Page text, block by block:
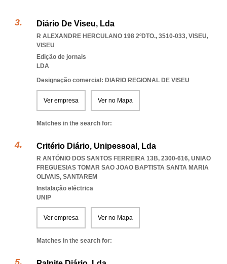
Diário De Viseu, Lda
R ALEXANDRE HERCULANO 198 2ºDTO., 3510-033, VISEU,
VISEU
Edição de jornais
LDA
Designação comercial: DIARIO REGIONAL DE VISEU
Ver empresa Ver no Mapa
Matches in the search for:
Critério Diário, Unipessoal, Lda
R ANTÓNIO DOS SANTOS FERREIRA 13B, 2300-616, UNIAO
FREGUESIAS TOMAR SAO JOAO BAPTISTA SANTA MARIA
OLIVAIS, SANTAREM
Instalação eléctrica
UNIP
Ver empresa Ver no Mapa
Matches in the search for: